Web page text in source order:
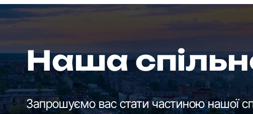
Наша
Запрошуємо вас стати частиною нашої